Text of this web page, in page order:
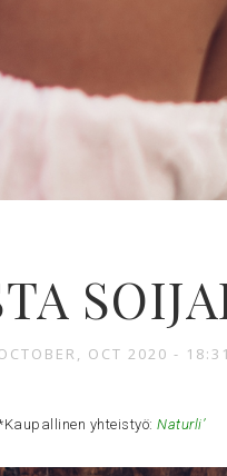
OCT 2020 - 18:31
yhteistyö: Naturli’